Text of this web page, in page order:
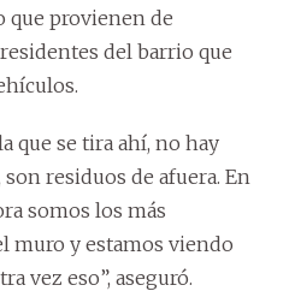
que provienen de
del barrio que
que se tira ahí, no hay
residuos de afuera. En
somos los más
muro y estamos viendo
vez eso”, aseguró.